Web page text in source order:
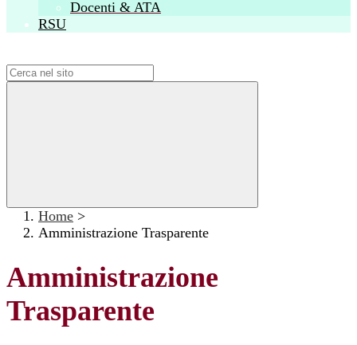
Docenti & ATA
RSU
Home >
Amministrazione Trasparente
Amministrazione
Trasparente